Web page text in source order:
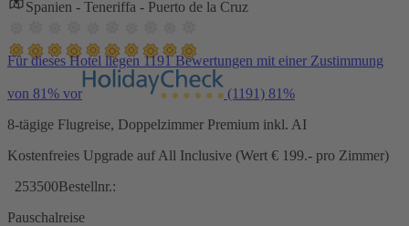
Spanien - Teneriffa - Puerto de la Cruz
Für dieses Hotel liegen 1191 Bewertungen mit einer Zustimmung
von 81% vor (1191) 81%
8-tägige Flugreise, Doppelzimmer Premium inkl. AI
Kostenfreies Upgrade auf All Inclusive (Wert € 199.- pro Zimmer)
253500Bestellnr.:
Pauschalreise